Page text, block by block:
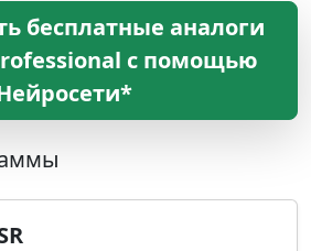
бесплатные аналоги
с помощью